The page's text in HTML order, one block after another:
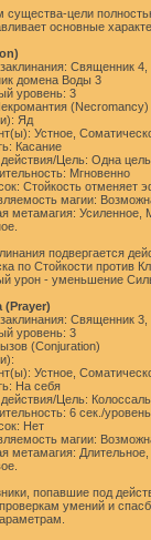
существа-цели
основные
Священник
домена Воды 3
уровень: 3
(Necromancy)
Яд
Устное,
Касание
Цель: Одна цель
Мгновенно
Стойкость отменяет
магии:
метамагия:
подвергается
по Стойкости против
урон - уменьшение
(Prayer)
Священник
уровень: 3
(Conjuration)
Устное,
На себя
Цель:
6 сек./уровень
Нет
магии:
метамагия:
попавшие под
умений и